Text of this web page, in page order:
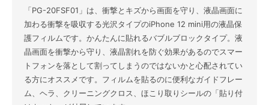
「PG-20FSF01」は、衝撃とキズから画面を守り、液晶画面に
加わる衝撃を吸収する光沢タイプのiPhone 12 mini用の液晶保
護フィルムです。かんたんに貼れるバブルブロックタイプ。液
晶画面を衝撃から守り、液晶割れを防ぐ効果があるのでスマー
トフォンを落として割ってしまうのではないかと心配されてい
る方にオススメです。フィルムを貼るのに便利なガイドフレー
ム、ヘラ、クリーニングクロス、ほこり取りシールの「貼り付